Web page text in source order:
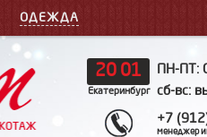
ОДЕЖДА
20 01
Екатеринбург
ПН-ПТ:
сб-вс:
+7
менеджер